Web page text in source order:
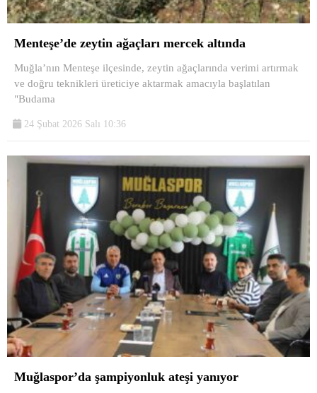
Menteşe’de zeytin ağaçları mercek altında
Muğla’nın Menteşe ilçesinde, zeytin ağaçlarında verimi artırmak
ve doğru teknikleri üreticiye aktarmak amacıyla başlatılan
"Budama
24 Şubat 2026 Salı 10:36
Muğlaspor’da şampiyonluk ateşi yanıyor